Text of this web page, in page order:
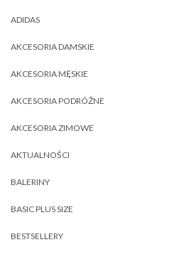
ADIDAS
AKCESORIA DAMSKIE
AKCESORIA MĘSKIE
AKCESORIA PODRÓŻNE
AKCESORIA ZIMOWE
AKTUALNOŚCI
BALERINY
BASIC PLUS SIZE
BESTSELLERY